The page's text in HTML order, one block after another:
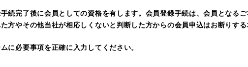
続完了後に会員としての資格を有します。会員登録手続は、会員となる
方やその他当社が相応しくないと判断した方からの会員申込はお断りする
に必要事項を正確に入力してください。